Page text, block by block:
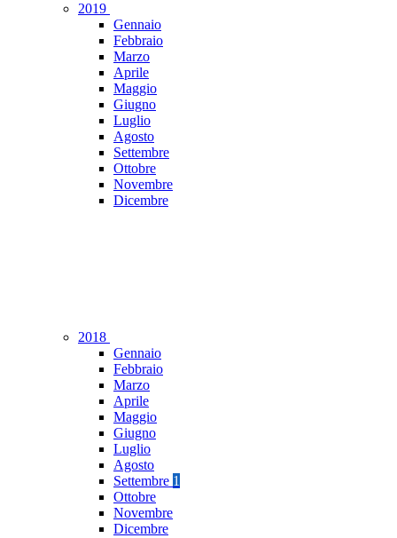
2019
Gennaio
Febbraio
Marzo
Aprile
Maggio
Giugno
Luglio
Agosto
Settembre
Ottobre
Novembre
Dicembre
2018
Gennaio
Febbraio
Marzo
Aprile
Maggio
Giugno
Luglio
Agosto
Settembre 1
Ottobre
Novembre
Dicembre